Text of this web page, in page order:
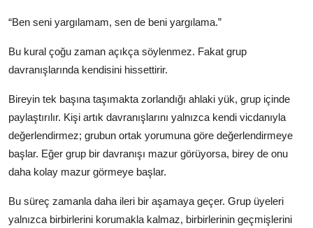
“Ben seni yargılamam, sen de beni yargılama.”
Bu kural çoğu zaman açıkça söylenmez. Fakat grup
davranışlarında kendisini hissettirir.
Bireyin tek başına taşımakta zorlandığı ahlaki yük, grup içinde
paylaştırılır. Kişi artık davranışlarını yalnızca kendi vicdanıyla
değerlendirmez; grubun ortak yorumuna göre değerlendirmeye
başlar. Eğer grup bir davranışı mazur görüyorsa, birey de onu
daha kolay mazur görmeye başlar.
Bu süreç zamanla daha ileri bir aşamaya geçer. Grup üyeleri
yalnızca birbirlerini korumakla kalmaz, birbirlerinin geçmişlerini